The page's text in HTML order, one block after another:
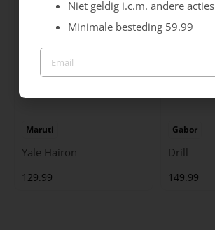
Maruti
Yale Hairon
129.99
Gabor
Drill
149.99
Niet geldig i.c.m. andere acties
Minimale besteding 59.99